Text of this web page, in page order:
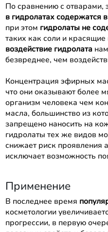
По сравнению с отварами,
в гидролатах содержатся
при этом гидролаты не
таких как соли и
воздействие гидролата
безвреднее, чем
Концентрация эфирных
что они оказывают более
организм человека чем
масла, большинство из
запрещено наносить на
гидролаты тех же видов
снижает риск проявления
исключает возможность
Применение
В последнее время
косметологии
прогрессии, в первую